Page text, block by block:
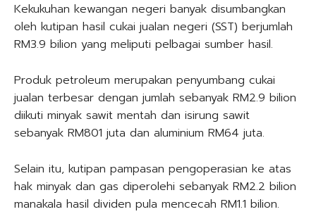
Kekukuhan kewangan negeri banyak disumbangkan
oleh kutipan hasil cukai jualan negeri (SST) berjumlah
RM3.9 bilion yang meliputi pelbagai sumber hasil.
Produk petroleum merupakan penyumbang cukai
jualan terbesar dengan jumlah sebanyak RM2.9 bilion
diikuti minyak sawit mentah dan isirung sawit
sebanyak RM801 juta dan aluminium RM64 juta.
Selain itu, kutipan pampasan pengoperasian ke atas
hak minyak dan gas diperolehi sebanyak RM2.2 bilion
manakala hasil dividen pula mencecah RM1.1 bilion.